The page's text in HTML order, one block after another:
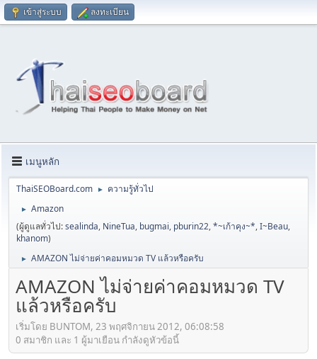
เข้าสู่ระบบ ลงทะเบียน
เมนูหลัก
ThaiSEOBoard.com ► ความรู้ทั่วไป
►
Amazon
(ผู้ดูแลทั่วไป:sealinda, NineTua, bugmai, pburin22,*~เก้าคุง~*,I~Beau,
khanom)
► AMAZON ไม่จ่ายค่าคอมหมวด TV แล้วหรือครับ
AMAZON ไม่จ่ายค่าคอมหมวด TV
แล้วหรือครับ
เริ่มโดย BUNTOM, 23 พฤศจิกายน 2012, 06:08:58
0 สมาชิก และ 1 ผู้มาเยือน กำลังดูหัวข้อนี้